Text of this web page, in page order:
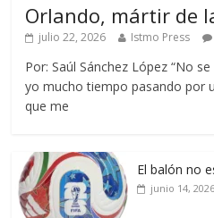
Orlando, mártir de
julio 22, 2026 Istmo Press
Por: Saúl Sánchez López “No
yo mucho tiempo pasando por
que me
El balón no
junio 14, 2026